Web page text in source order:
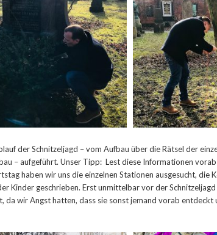
der Schnitzeljagd – vom Aufbau über die Rätsel der
– aufgeführt. Unser Tipp: Lest diese Informationen
haben wir uns die einzelnen Stationen ausgesucht, die
Kinder geschrieben. Erst unmittelbar vor der
da wir Angst hatten, dass sie sonst jemand vorab entdeckt